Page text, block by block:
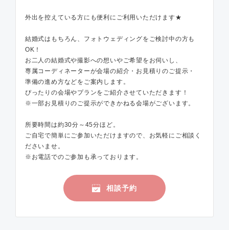
外出を控えている方にも便利にご利用いただけます★
結婚式はもちろん、フォトウェディングをご検討中の方も
OK！
お二人の結婚式や撮影への想いやご希望をお伺いし、
専属コーディネーターが会場の紹介・お見積りのご提示・
準備の進め方などをご案内します。
ぴったりの会場やプランをご紹介させていただきます！
※一部お見積りのご提示ができかねる会場がございます。
所要時間は約30分～45分ほど。
ご自宅で簡単にご参加いただけますので、お気軽にご相談く
ださいませ。
※お電話でのご参加も承っております。
相談予約